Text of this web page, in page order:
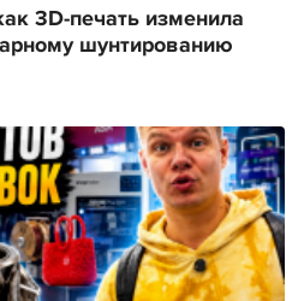
3D-печать изменила
шунтированию